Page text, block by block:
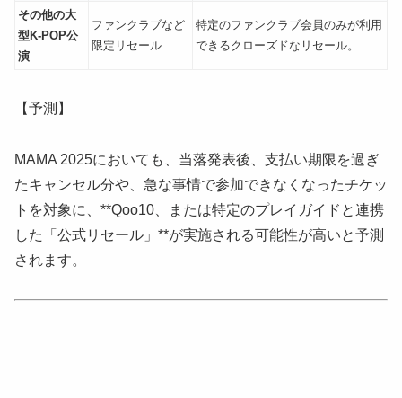
その他の大
型K-POP公
演
ファンクラブなど
限定リセール
特定のファンクラブ会員のみが利用
できるクローズドなリセール。
【予測】
MAMA 2025においても、当落発表後、支払い期限を過ぎ
たキャンセル分や、急な事情で参加できなくなったチケッ
トを対象に、**Qoo10、または特定のプレイガイドと連携
した「公式リセール」**が実施される可能性が高いと予測
されます。